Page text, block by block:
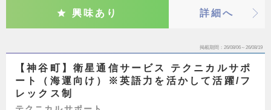
興味あり 詳細へ
掲載期間 26/08/06～26/08/19
【神谷町】衛星通信サービス テクニカルサポ
ート（海運向け）※英語力を活かして活躍/フ
レックス制